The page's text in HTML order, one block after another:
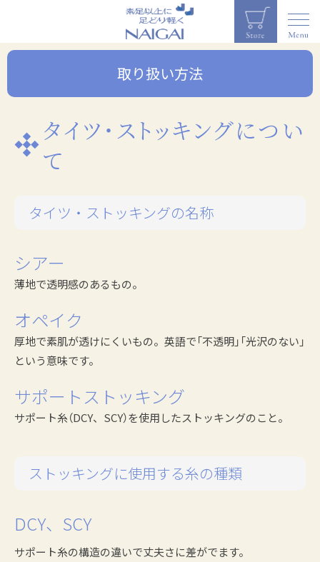
タイツ・ストッキングについ
て
タイツ・ストッキングの名称
シアー
薄地で透明感のあるもの。
オペイク
厚地で素肌が透けにくいもの。英語で「不透明」「光沢のない」
という意味です。
サポートストッキング
サポート糸（DCY、SCY）を使用したストッキングのこと。
ストッキングに使用する糸の種類
DCY、SCY
サポート糸の構造の違いで丈夫さに差がでます。
取り扱い方法